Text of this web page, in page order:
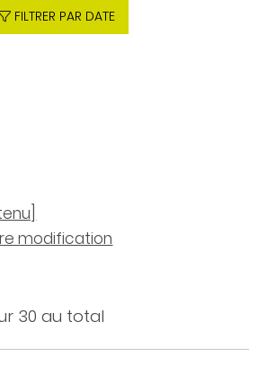
30 au total
FILTRER PAR DATE
modification